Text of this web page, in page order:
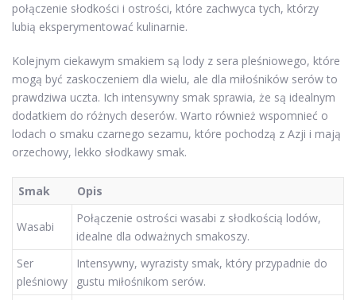
połączenie słodkości i ostrości, które zachwyca tych, którzy
lubią eksperymentować kulinarnie.
Kolejnym ciekawym smakiem są lody z sera pleśniowego, które
mogą być zaskoczeniem dla wielu, ale dla miłośników serów to
prawdziwa uczta. Ich intensywny smak sprawia, że są idealnym
dodatkiem do różnych deserów. Warto również wspomnieć o
lodach o smaku czarnego sezamu, które pochodzą z Azji i mają
orzechowy, lekko słodkawy smak.
Smak Opis
Wasabi
Połączenie ostrości wasabi z słodkością lodów,
idealne dla odważnych smakoszy.
Ser
pleśniowy
Intensywny, wyrazisty smak, który przypadnie do
gustu miłośnikom serów.